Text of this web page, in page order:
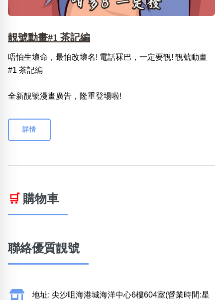
靚號動畫#1 茶記編
唔怕生壞命，最怕改壞名! 電話冧巴，一定要靚! 靚號動畫
#1 茶記編
全新靚號漫畫廣告，隆重登場啦!
詳情
🛒 購物車
聯絡優質靚號
地址: 尖沙咀海港城海洋中心6樓604室(營業時間:星